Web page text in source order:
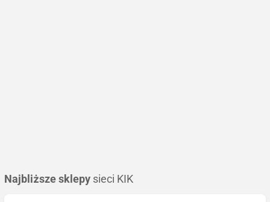
Najbliższe sklepy sieci KIK